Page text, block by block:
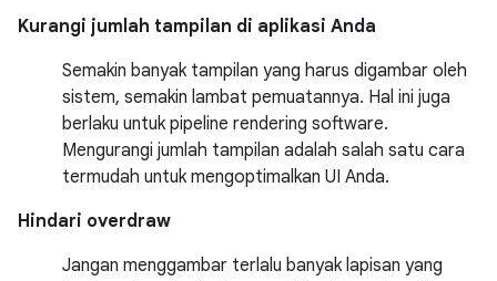
Kurangi jumlah tampilan di aplikasi Anda
Semakin banyak tampilan yang harus digambar oleh
sistem, semakin lambat pemuatannya. Hal ini juga
berlaku untuk pipeline rendering software.
Mengurangi jumlah tampilan adalah salah satu cara
termudah untuk mengoptimalkan UI Anda.
Hindari overdraw
Jangan menggambar terlalu banyak lapisan yang